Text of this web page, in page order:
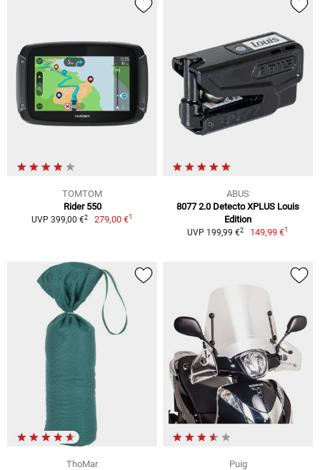
TOMTOM
Rider 550
UVP 399,00 €2 279,00 €1
ABUS
8077 2.0 Detecto XPLUS Louis
Edition
UVP 199,99 €2 149,99 €1
ThoMar
Puig